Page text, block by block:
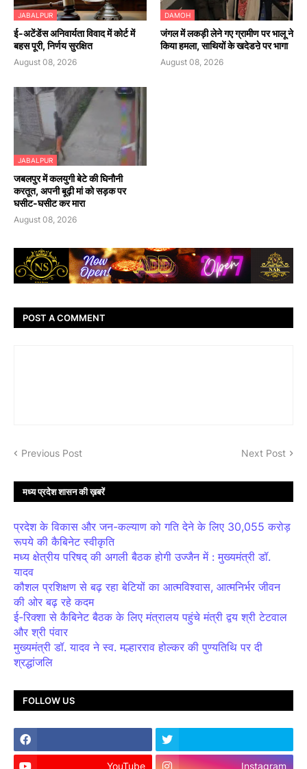
JABALPUR
​ई-अटेंडेंस अनिवार्यता विवाद में कोर्ट में
बहस पूरी, निर्णय सुरक्षित
August 08, 2026
DAMOH
जंगल में लकड़ी लेने गए ग्रामीण पर भालू ने
किया हमला, साथियों के खदेडऩे पर भागा
August 08, 2026
JABALPUR
जबलपुर में कलयुगी बेटे की घिनौनी
करतूत, अपनी बूढ़ी मां को सड़क पर
घसीट-घसीट कर मारा
August 08, 2026
POST A COMMENT
Previous Post Next Post
मध्य प्रदेश शासन की ख़बरें
प्रदेश के विकास और जन-कल्याण को गति देने के लिए 30,055 करोड़
रूपये की कैबिनेट स्वीकृति
मध्य क्षेत्रीय परिषद् की अगली बैठक होगी उज्जैन में : मुख्यमंत्री डॉ.
यादव
कौशल प्रशिक्षण से बढ़ रहा बेटियों का आत्मविश्वास, आत्मनिर्भर जीवन
की ओर बढ़ रहे कदम
ई-रिक्शा से कैबिनेट बैठक के लिए मंत्रालय पहुंचे मंत्री द्वय श्री टेटवाल
और श्री पंवार
मुख्यमंत्री डॉ. यादव ने स्व. मल्हारराव होल्कर की पुण्यतिथि पर दी
श्रद्धांजलि
FOLLOW US
YouTube Instagram